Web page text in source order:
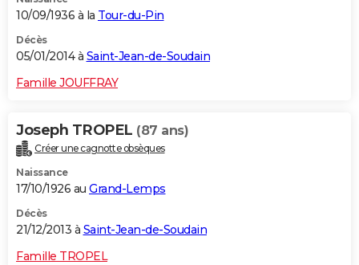
10/09/1936 à la Tour-du-Pin
Décès
05/01/2014 à Saint-Jean-de-Soudain
Famille JOUFFRAY
Joseph TROPEL (87 ans)
Créer une cagnotte obsèques
Naissance
17/10/1926 au Grand-Lemps
Décès
21/12/2013 à Saint-Jean-de-Soudain
Famille TROPEL